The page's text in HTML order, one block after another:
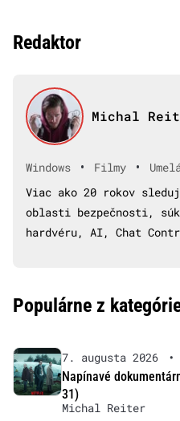
Redaktor
Michal
Windows • Filmy •
Viac ako 20 rokov
oblasti bezpečnosti,
hardvéru, AI, Chat
Populárne z
7. augusta 2026 •
Napínavé
31)
Michal Reiter